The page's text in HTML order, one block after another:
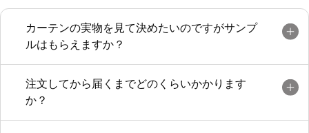
カーテンの実物を見て決めたいのですがサンプ
ルはもらえますか？
注文してから届くまでどのくらいかかります
か？